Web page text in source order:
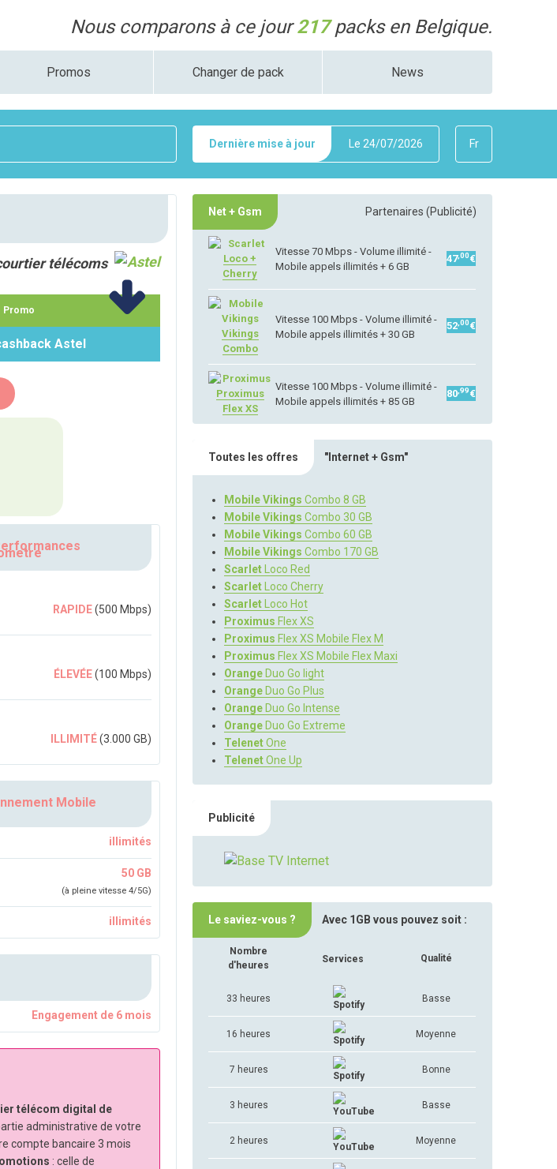
Nous comparons à ce jour217packs en Belgique.
Promos Changer de pack News
Dernière mise à jour Le 24/07/2026 Fr
télécoms
Promo
Astel
RAPIDE(500 Mbps)
ÉLEVÉE(100 Mbps)
ILLIMITÉ(3.000 GB)
Mobile
illimités
50 GB
(à pleine vitesse 4/5G)
illimités
Engagement de 6 mois
télécom digital de
administrative de votre
compte bancaire 3 mois
: celle de
Net + Gsm Partenaires (Publicité)
Loco +
Cherry
Vitesse 70 Mbps - Volume illimité -
Mobile appels illimités + 6 GB
47,00€
Vikings
Combo
Vitesse 100 Mbps - Volume illimité -
Mobile appels illimités + 30 GB
52 ,00€
Proximus
Flex XS
Vitesse 100 Mbps - Volume illimité -
Mobile appels illimités + 85 GB
80 ,99€
Toutes les offres "Internet + Gsm"
Mobile Vikings Combo 8 GB
Mobile Vikings Combo 30 GB
Mobile Vikings Combo 60 GB
Mobile Vikings Combo 170 GB
Scarlet Loco Red
Scarlet Loco Cherry
Scarlet Loco Hot
Proximus Flex XS
Proximus Flex XS Mobile Flex M
Proximus Flex XS Mobile Flex Maxi
Orange Duo Go light
Orange Duo Go Plus
Orange Duo Go Intense
Orange Duo Go Extreme
TelenetOne
TelenetOne Up
Publicité
Le saviez-vous ? Avec 1GB vous pouvez soit :
Nombre
d'heures
Services Qualité
33 heures Basse
16 heures Moyenne
7 heures Bonne
3 heures Basse
2 heures Moyenne